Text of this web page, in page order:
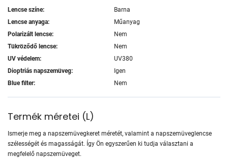
Lencse színe:
Barna
Lencse anyaga:
Műanyag
Polarizált lencse:
Nem
Tükröződő lencse:
Nem
UV védelem:
UV380
Dioptriás napszemüveg:
Igen
Blue filter:
Nem
Termék méretei (L)
Ismerje meg a napszemüvegkeret méretét, valamint a napszemüveglencse
szélességét és magasságát. Így Ön egyszerűen ki tudja választani a
megfelelő napszemüveget.